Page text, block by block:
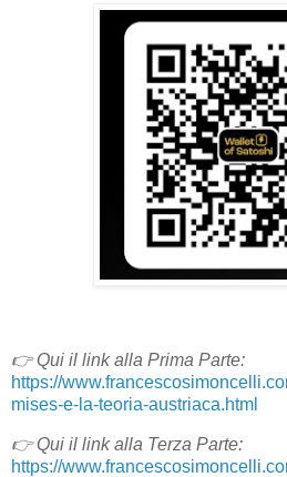
👉 Qui il link alla Prima Parte:
https://
mises-e-la-teoria-austriaca.html
👉Qui il link alla Terza Parte:
https://